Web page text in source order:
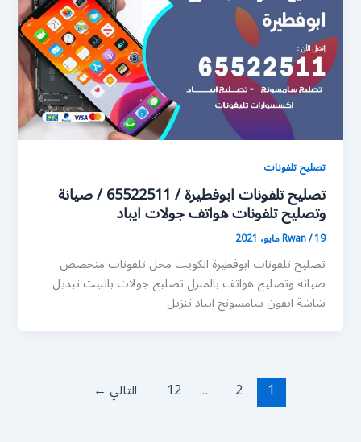
تصليح تلفونات
تصليح تلفونات ابوفطيرة / 65522511 / صيانة
وتصليح تلفونات هواتف جولات ايباد
Rwan/19 مايو، 2021
تصليح تلفونات ابوفطيرة الكويت محل تلفونات متخصص
صيانة وتصليح هواتف بالمنزل تصليح جولات بالبيت تبديل
شاشة ايفون سامسونج ايباد تنزيل
1
2
…
12 التالي ←